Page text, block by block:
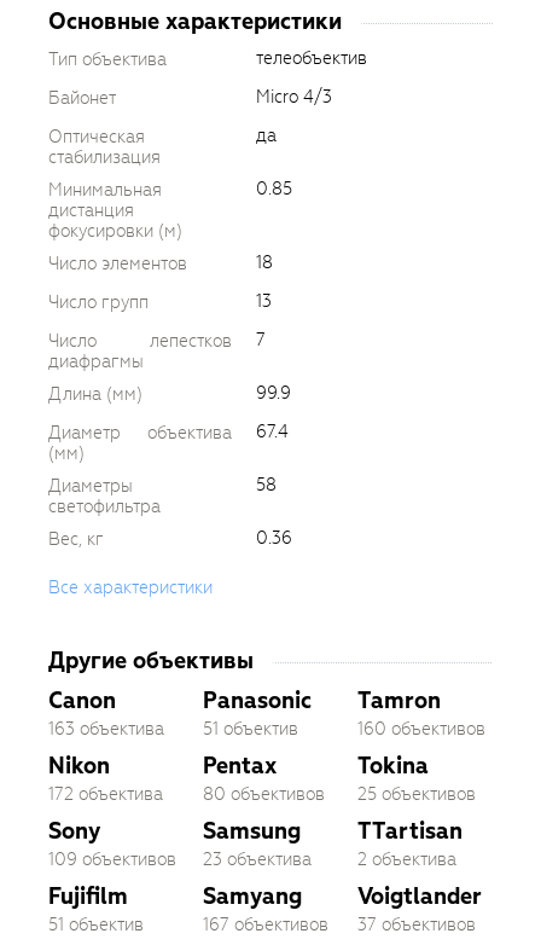
Основные характеристики
Тип объектива
телеобъектив
Байонет
Micro 4/3
Оптическая
стабилизация
да
Минимальная
дистанция
фокусировки (м)
0.85
Число элементов
18
Число групп
13
Число лепестков
диафрагмы
7
Длина (мм)
99.9
Диаметр объектива
(мм)
67.4
Диаметры
светофильтра
58
Вес, кг 0.36
Все характеристики
Другие объективы
Canon
163 объектива
Nikon
172 объектива
Sony
109 объективов
Fujifilm
51 объектив
Panasonic
51 объектив
Pentax
80 объективов
Samsung
23 объектива
Samyang
167 объективов
Tamron
160 объективов
Tokina
25 объективов
TTartisan
2 объектива
Voigtlander
37 объективов